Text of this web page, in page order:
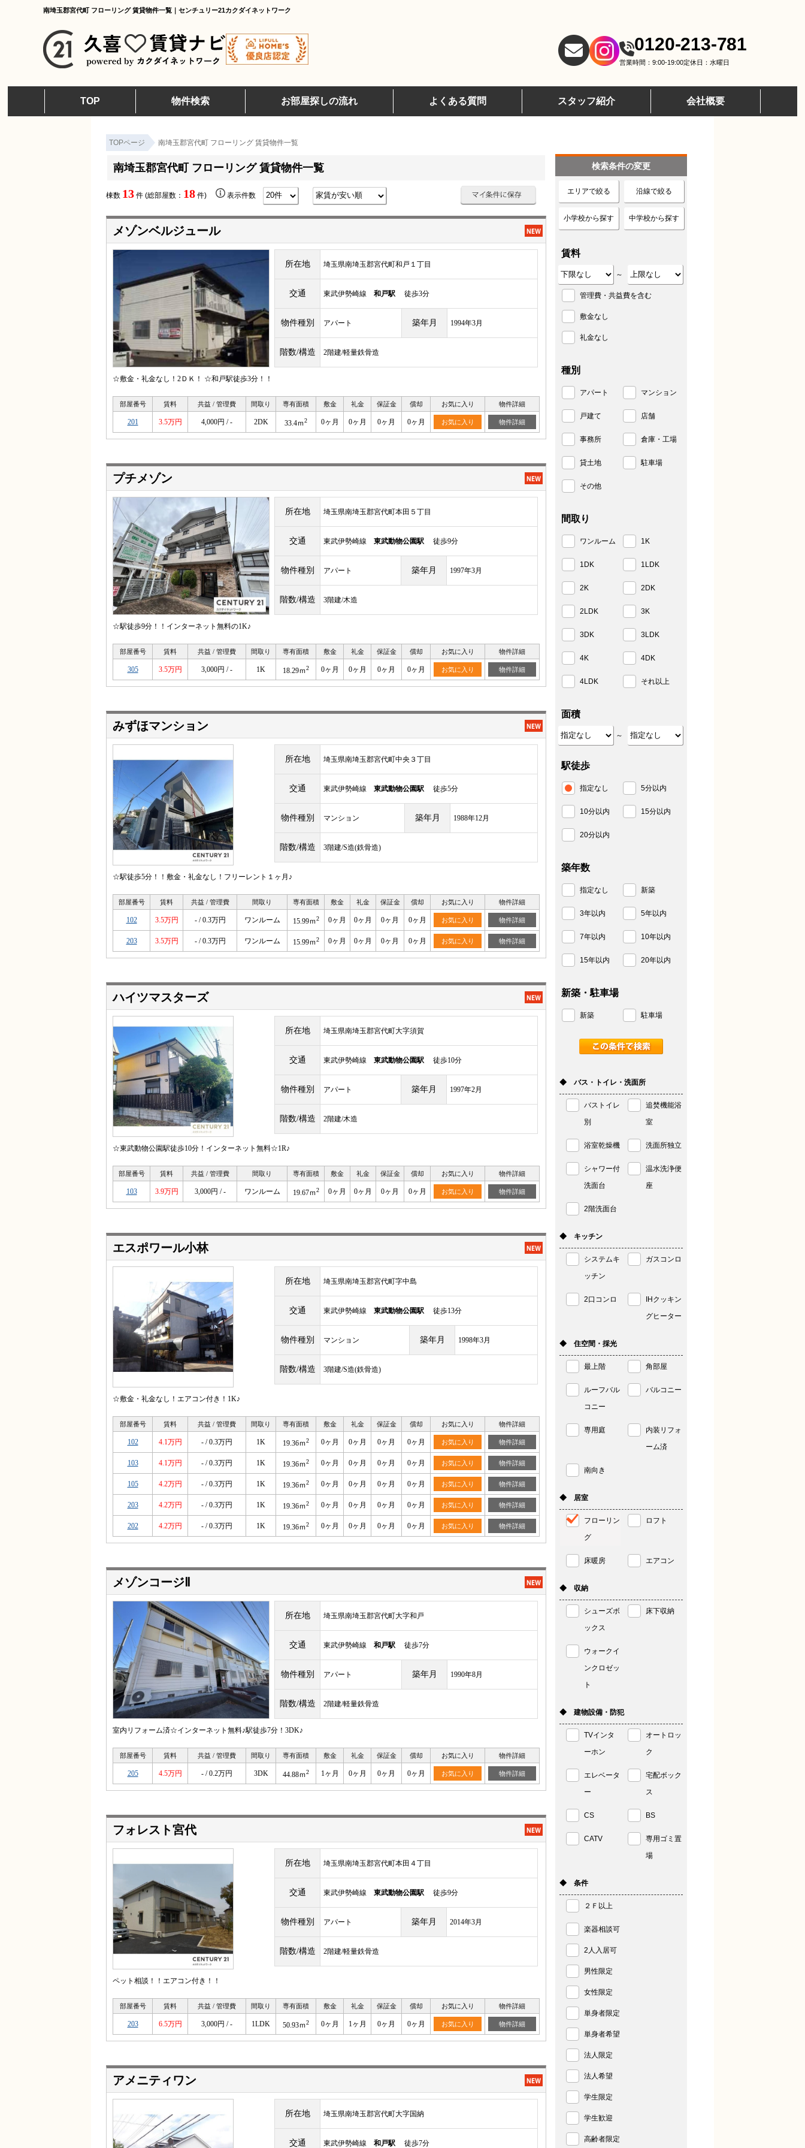
南埼玉郡宮代町 フローリング 賃貸物件一覧｜センチュリー21カクダイネットワーク
0120-213-781
営業時間：9:00-19:00定休日：水曜日
TOP 物件検索 お部屋探しの流れ よくある質問 スタッフ紹介 会社概要
TOPページ 南埼玉郡宮代町 フローリング 賃貸物件一覧
南埼玉郡宮代町 フローリング 賃貸物件一覧
棟数 13 件 (総部屋数： 18 件) 表示件数
メゾンベルジュール
所在地 埼玉県南埼玉郡宮代町和戸１丁目
交通 東武伊勢崎線 和戸駅 徒歩3分
物件種別 アパート 築年月 1994年3月
階数/構造 2階建/軽量鉄骨造
☆敷金・礼金なし！2ＤＫ！ ☆和戸駅徒歩3分！！
部屋番号 賃料 共益 / 管理費 間取り 専有面積 敷金 礼金 保証金 償却 お気に入り 物件詳細
201 3.5万円 4,000円 / - 2DK 33.4ｍ2 0ヶ月 0ヶ月 0ヶ月 0ヶ月 お気に入り 物件詳細
プチメゾン
所在地 埼玉県南埼玉郡宮代町本田５丁目
交通 東武伊勢崎線 東武動物公園駅 徒歩9分
物件種別 アパート 築年月 1997年3月
階数/構造 3階建/木造
☆駅徒歩9分！！インターネット無料の1K♪
部屋番号 賃料 共益 / 管理費 間取り 専有面積 敷金 礼金 保証金 償却 お気に入り 物件詳細
305 3.5万円 3,000円 / - 1K 18.29ｍ2 0ヶ月 0ヶ月 0ヶ月 0ヶ月 お気に入り 物件詳細
みずほマンション
所在地 埼玉県南埼玉郡宮代町中央３丁目
交通 東武伊勢崎線 東武動物公園駅 徒歩5分
物件種別 マンション 築年月 1988年12月
階数/構造 3階建/S造(鉄骨造)
☆駅徒歩5分！！敷金・礼金なし！フリーレント１ヶ月♪
部屋番号 賃料 共益 / 管理費 間取り 専有面積 敷金 礼金 保証金 償却 お気に入り 物件詳細
102 3.5万円 - / 0.3万円 ワンルーム 15.99ｍ2 0ヶ月 0ヶ月 0ヶ月 0ヶ月 お気に入り 物件詳細
203 3.5万円 - / 0.3万円 ワンルーム 15.99ｍ2 0ヶ月 0ヶ月 0ヶ月 0ヶ月 お気に入り 物件詳細
ハイツマスターズ
所在地 埼玉県南埼玉郡宮代町大字須賀
交通 東武伊勢崎線 東武動物公園駅 徒歩10分
物件種別 アパート 築年月 1997年2月
階数/構造 2階建/木造
☆東武動物公園駅徒歩10分！インターネット無料☆1R♪
部屋番号 賃料 共益 / 管理費 間取り 専有面積 敷金 礼金 保証金 償却 お気に入り 物件詳細
103 3.9万円 3,000円 / - ワンルーム 19.67ｍ2 0ヶ月 0ヶ月 0ヶ月 0ヶ月 お気に入り 物件詳細
エスポワール小林
所在地 埼玉県南埼玉郡宮代町字中島
交通 東武伊勢崎線 東武動物公園駅 徒歩13分
物件種別 マンション 築年月 1998年3月
階数/構造 3階建/S造(鉄骨造)
☆敷金・礼金なし！エアコン付き！1K♪
部屋番号 賃料 共益 / 管理費 間取り 専有面積 敷金 礼金 保証金 償却 お気に入り 物件詳細
102 4.1万円 - / 0.3万円 1K 19.36ｍ2 0ヶ月 0ヶ月 0ヶ月 0ヶ月 お気に入り 物件詳細
103 4.1万円 - / 0.3万円 1K 19.36ｍ2 0ヶ月 0ヶ月 0ヶ月 0ヶ月 お気に入り 物件詳細
105 4.2万円 - / 0.3万円 1K 19.36ｍ2 0ヶ月 0ヶ月 0ヶ月 0ヶ月 お気に入り 物件詳細
203 4.2万円 - / 0.3万円 1K 19.36ｍ2 0ヶ月 0ヶ月 0ヶ月 0ヶ月 お気に入り 物件詳細
202 4.2万円 - / 0.3万円 1K 19.36ｍ2 0ヶ月 0ヶ月 0ヶ月 0ヶ月 お気に入り 物件詳細
メゾンコージⅡ
所在地 埼玉県南埼玉郡宮代町大字和戸
交通 東武伊勢崎線 和戸駅 徒歩7分
物件種別 アパート 築年月 1990年8月
階数/構造 2階建/軽量鉄骨造
室内リフォーム済☆インターネット無料♪駅徒歩7分！3DK♪
部屋番号 賃料 共益 / 管理費 間取り 専有面積 敷金 礼金 保証金 償却 お気に入り 物件詳細
205 4.5万円 - / 0.2万円 3DK 44.88ｍ2 1ヶ月 0ヶ月 0ヶ月 0ヶ月 お気に入り 物件詳細
フォレスト宮代
所在地 埼玉県南埼玉郡宮代町本田４丁目
交通 東武伊勢崎線 東武動物公園駅 徒歩9分
物件種別 アパート 築年月 2014年3月
階数/構造 2階建/軽量鉄骨造
ペット相談！！エアコン付き！！
部屋番号 賃料 共益 / 管理費 間取り 専有面積 敷金 礼金 保証金 償却 お気に入り 物件詳細
203 6.5万円 3,000円 / - 1LDK 50.93ｍ2 0ヶ月 1ヶ月 0ヶ月 0ヶ月 お気に入り 物件詳細
アメニティワン
所在地 埼玉県南埼玉郡宮代町大字国納
交通 東武伊勢崎線 和戸駅 徒歩7分
検索条件の変更
エリアで絞る 沿線で絞る
小学校から探す 中学校から探す
賃料
～
管理費・共益費を含む
敷金なし
礼金なし
種別
アパート マンション
戸建て 店舗
事務所 倉庫・工場
貸土地 駐車場
その他
間取り
ワンルーム 1K
1DK 1LDK
2K 2DK
2LDK 3K
3DK 3LDK
4K 4DK
4LDK それ以上
面積
～
駅徒歩
指定なし 5分以内
10分以内 15分以内
20分以内
築年数
指定なし 新築
3年以内 5年以内
7年以内 10年以内
15年以内 20年以内
新築・駐車場
新築 駐車場
◆ バス・トイレ・洗面所
バストイレ
別
追焚機能浴
室
浴室乾燥機 洗面所独立
シャワー付
洗面台
温水洗浄便
座
2階洗面台
◆ キッチン
システムキ
ッチン
ガスコンロ
2口コンロ
IHクッキン
グヒーター
◆ 住空間・採光
最上階 角部屋
ルーフバル
コニー
バルコニー
専用庭
内装リフォ
ーム済
南向き
◆ 居室
フローリン
グ
ロフト
床暖房 エアコン
◆ 収納
シューズボ
ックス
床下収納
ウォークイ
ンクロゼッ
ト
◆ 建物設備・防犯
TVインタ
ーホン
オートロッ
ク
エレベータ
ー
宅配ボック
ス
CS BS
CATV
専用ゴミ置
場
◆ 条件
２Ｆ以上
楽器相談可
2人入居可
男性限定
女性限定
単身者限定
単身者希望
法人限定
法人希望
学生限定
学生歓迎
高齢者限定